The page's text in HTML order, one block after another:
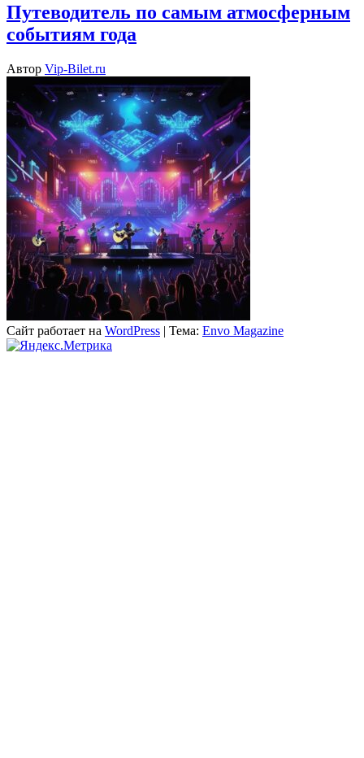
Путеводитель по самым атмосферным
событиям года
Автор Vip-Bilet.ru
Сайт работает на WordPress | Тема: Envo Magazine